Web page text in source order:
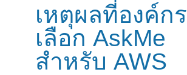
เหตุผลที่องค์กร
เลือก AskMe
สำหรับ AWS